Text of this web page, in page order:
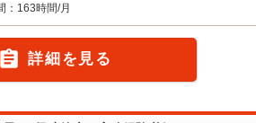
：163時間/月
 詳細を見る